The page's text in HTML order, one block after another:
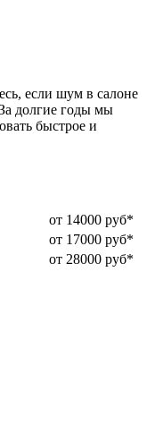
если шум в салоне
долгие годы мы
быстрое и
от 14000 руб*
от 17000 руб*
от 28000 руб*